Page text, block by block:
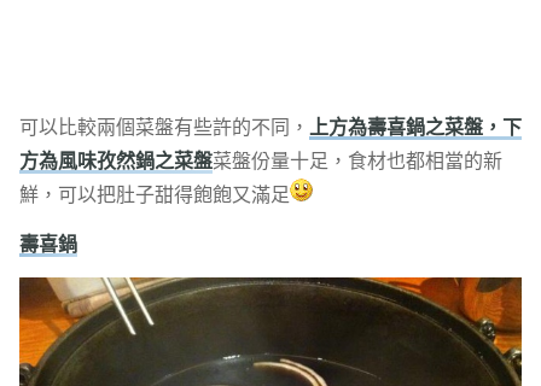
可以比較兩個菜盤有些許的不同， 上方為壽喜鍋之菜盤，下
方為風味孜然鍋之菜盤菜盤份量十足，食材也都相當的新
鮮，可以把肚子甜得飽飽又滿足
壽喜鍋